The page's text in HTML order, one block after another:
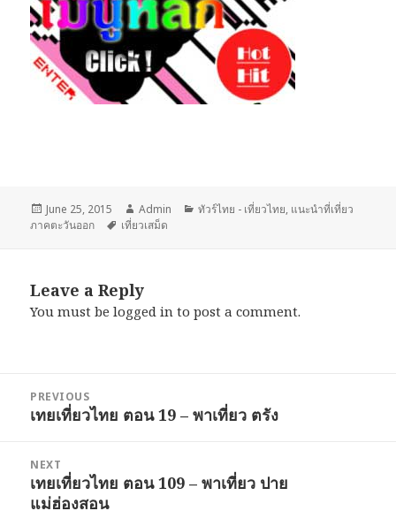
Posted
on
June 25, 2015 Author
Admin Categories
ทัวร์ไทย - เที่ยวไทย, แนะนำที่เที่ยว
ภาคตะวันออก
Tags
เที่ยวเสม็ด
Leave a Reply
You must belogged in to post a comment.
navigation
PREVIOUS
Previous
เทยเที่ยวไทย ตอน 19 – พาเที่ยว ตรัง
NEXT
Next
post:
เทยเที่ยวไทย ตอน 109 – พาเที่ยว ปาย
แม่ฮ่องสอน